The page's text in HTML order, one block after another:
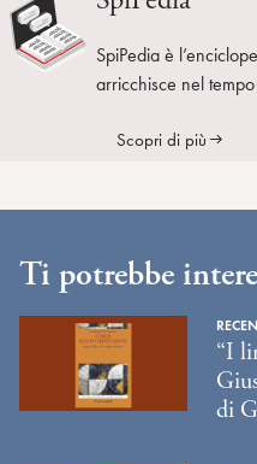
SpiPedia è
arricchisce nel
Scopri di più
Ti potrebbe
“I
di